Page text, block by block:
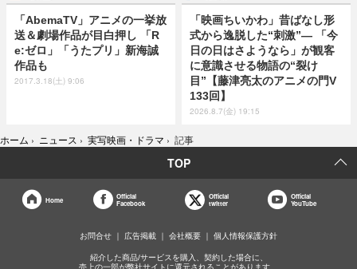
「AbemaTV」アニメの一挙放
送＆劇場作品が目白押し 「R
e:ゼロ」「うたプリ」新海誠
作品も
2017.3.18(土) 9:06
「映画ちいかわ」昔ばなし形
式から逸脱した“刺激”― 「今
日の日はさようなら」が観客
に意識させる物語の“裂け
目”【藤津亮太のアニメの門V
133回】
2026.8.7(金) 19:15
ホーム › ニュース › 実写映画・ドラマ › 記事
TOP
Home
Official
Facebook
Official
twitter
Official
YouTube
お問合せ 広告掲載 会社概要 個人情報保護方針
紹介した商品/サービスを購入、契約した場合に、
売上の一部が弊社サイトに還元されることがあります。